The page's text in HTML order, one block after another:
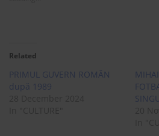
Related
PRIMUL GUVERN ROMÂN
după 1989